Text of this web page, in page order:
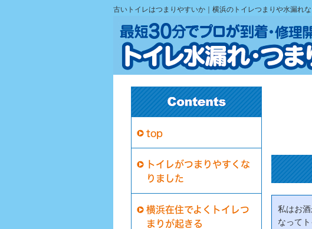
古いトイレはつまりやすいか｜横浜のトイレつまりや水漏れな
top
トイレがつまりやすくな
りました
横浜在住でよくトイレつ
まりが起きる
私はお
なって